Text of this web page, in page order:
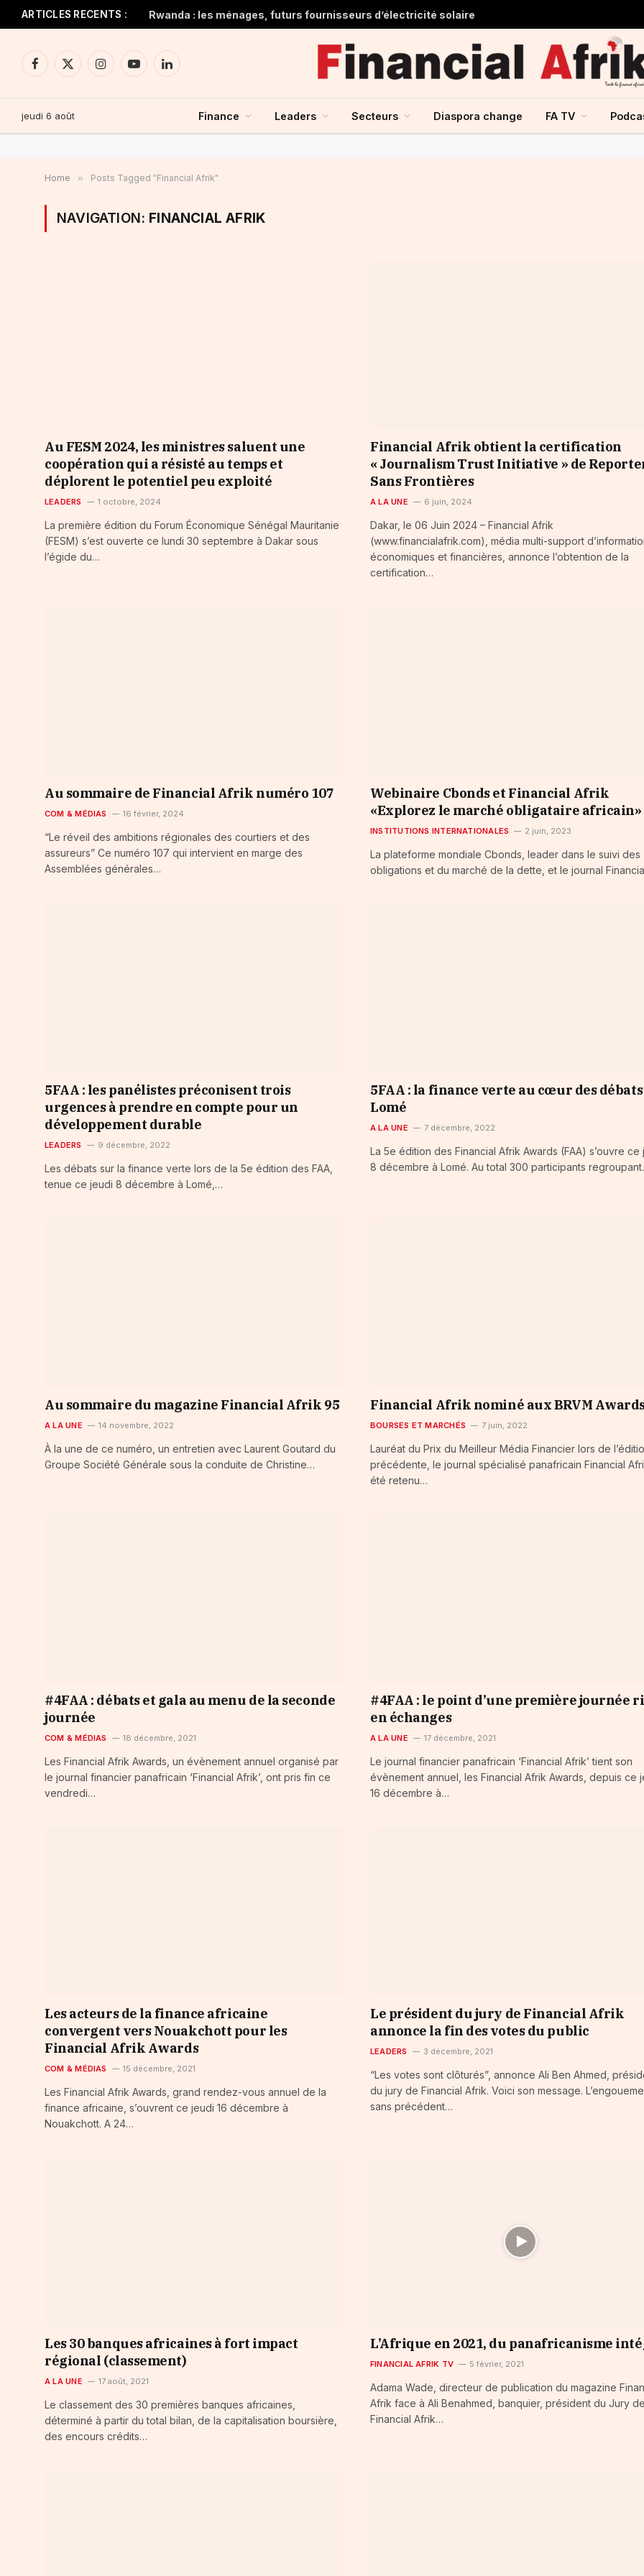
ARTICLES RECENTS : Rwanda : les ménages, futurs fournisseurs d’électricité solaire
Facebook
X
InstagramYouTubeLinkedIn
jeudi 6 août Finance Leaders Secteurs Diaspora change FA TV
Home » Posts Tagged "Financial Afrik"
NAVIGATION: FINANCIAL AFRIK
Au FESM 2024, les ministres saluent une
coopération qui a résisté au temps et
déplorent le potentiel peu exploité
LEADERS 1 octobre, 2024
La première édition du Forum Économique Sénégal Mauritanie
(FESM) s’est ouverte ce lundi 30 septembre à Dakar sous
l’égide du…
Financial Afrik obtient la certification
« Journalism Trust Initiative » de
Sans Frontières
A LA UNE 6 juin, 2024
Dakar, le 06 Juin 2024 – Financial Afrik
(www.financialafrik.com), média multi-support
économiques et financières, annonce l’obtention de la
certification…
Au sommaire de Financial Afrik numéro 107
COM & MÉDIAS 16 février, 2024
“Le réveil des ambitions régionales des courtiers et des
assureurs” Ce numéro 107 qui intervient en marge des
Assemblées générales…
Webinaire Cbonds et Financial Afrik
«Explorez le marché obligataire africain»
INSTITUTIONS INTERNATIONALES 2 juin, 2023
La plateforme mondiale Cbonds, leader dans le suivi des
obligations et du marché de la dette, et le journal
5FAA : les panélistes préconisent trois
urgences à prendre en compte pour un
développement durable
LEADERS 9 décembre, 2022
Les débats sur la finance verte lors de la 5e édition des FAA,
tenue ce jeudi 8 décembre à Lomé,…
5FAA : la finance verte au cœur des débats
Lomé
A LA UNE 7 décembre, 2022
La 5e édition des Financial Afrik Awards (FAA) s’ouvre ce
8 décembre à Lomé. Au total 300 participants
Au sommaire du magazine Financial Afrik 95
A LA UNE 14 novembre, 2022
À la une de ce numéro, un entretien avec Laurent Goutard du
Groupe Société Générale sous la conduite de Christine…
Financial Afrik nominé aux BRVM
BOURSES ET MARCHÉS 7 juin, 2022
Lauréat du Prix du Meilleur Média Financier lors de
précédente, le journal spécialisé panafricain Financial
été retenu…
#4FAA : débats et gala au menu de la seconde
journée
COM & MÉDIAS 18 décembre, 2021
Les Financial Afrik Awards, un évènement annuel organisé par
le journal financier panafricain ‘Financial Afrik’, ont pris fin ce
vendredi…
#4FAA : le point d’une première journée
en échanges
A LA UNE 17 décembre, 2021
Le journal financier panafricain ‘Financial Afrik’ tient son
évènement annuel, les Financial Afrik Awards, depuis ce
16 décembre à…
Les acteurs de la finance africaine
convergent vers Nouakchott pour les
Financial Afrik Awards
COM & MÉDIAS 15 décembre, 2021
Les Financial Afrik Awards, grand rendez-vous annuel de la
finance africaine, s’ouvrent ce jeudi 16 décembre à
Nouakchott. A 24…
Le président du jury de Financial Afrik
annonce la fin des votes du public
LEADERS 3 décembre, 2021
“Les votes sont clôturés”, annonce Ali Ben Ahmed,
du jury de Financial Afrik. Voici son message.
sans précédent…
Les 30 banques africaines à fort impact
régional (classement)
A LA UNE 17 août, 2021
Le classement des 30 premières banques africaines,
déterminé à partir du total bilan, de la capitalisation boursière,
des encours crédits…
L’Afrique en 2021, du panafricanisme
FINANCIAL AFRIK TV 5 février, 2021
Adama Wade, directeur de publication du magazine
Afrik face à Ali Benahmed, banquier, président du Jury
Financial Afrik…